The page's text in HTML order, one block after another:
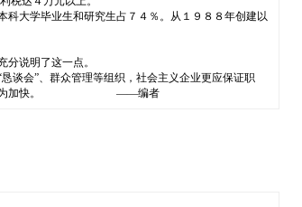
大学毕业生和研究生占７４％。从１９８８年创建以
说明了这一点。
谈会”、群众管理等组织，社会主义企业更应保证职
速度必将大为加快。 ——编者